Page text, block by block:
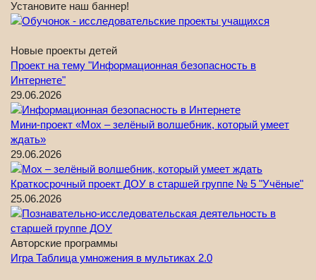
Установите наш баннер!
Новые проекты детей
Проект на тему "Информационная безопасность в
Интернете"
29.06.2026
Мини-проект «Мох – зелёный волшебник, который умеет
ждать»
29.06.2026
Краткосрочный проект ДОУ в старшей группе № 5 "Учёные"
25.06.2026
Авторские программы
Игра Таблица умножения в мультиках 2.0